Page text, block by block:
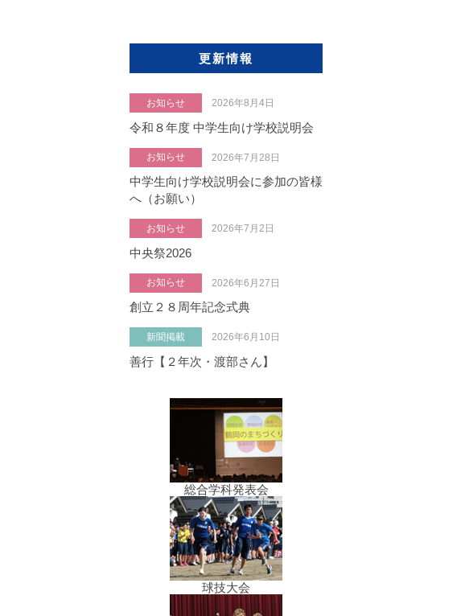
更新情報
お知らせ 2026年8月4日
令和８年度 中学生向け学校説明会
お知らせ 2026年7月28日
中学生向け学校説明会に参加の皆様
へ（お願い）
お知らせ 2026年7月2日
中央祭2026
お知らせ 2026年6月27日
創立２８周年記念式典
新聞掲載 2026年6月10日
善行【２年次・渡部さん】
総合学科発表会
球技大会